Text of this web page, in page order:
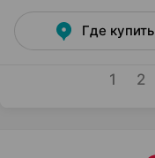
Где купить
1 2